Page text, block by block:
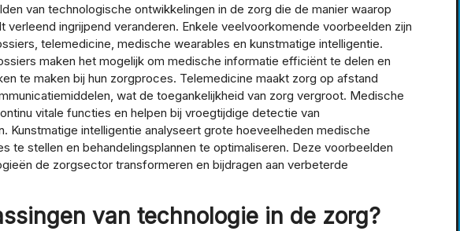
van technologische ontwikkelingen in de zorg die de manier waarop
verleend ingrijpend veranderen. Enkele veelvoorkomende voorbeelden zijn
telemedicine, medische wearables en kunstmatige intelligentie.
maken het mogelijk om medische informatie efficiënt te delen en
te maken bij hun zorgproces. Telemedicine maakt zorg op afstand
wat de toegankelijkheid van zorg vergroot. Medische
vitale functies en helpen bij vroegtijdige detectie van
Kunstmatige intelligentie analyseert grote hoeveelheden medische
te stellen en behandelingsplannen te optimaliseren. Deze voorbeelden
de zorgsector transformeren en bijdragen aan verbeterde
van technologie in de zorg?